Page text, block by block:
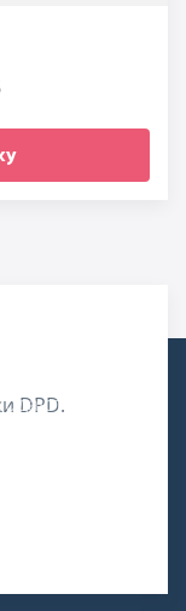
DPD.